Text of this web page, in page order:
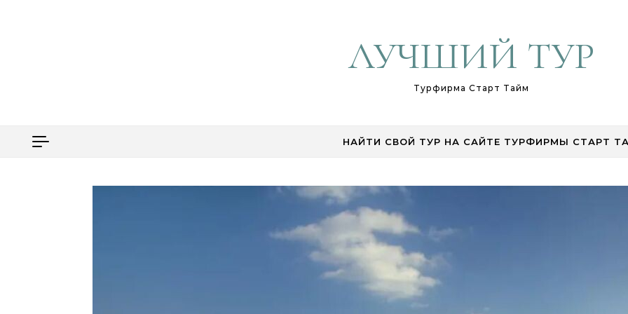
ЛУЧШИЙ ТУР
Турфирма Старт Тайм
НАЙТИ СВОЙ ТУР НА САЙТЕ ТУРФИРМЫ СТАРТ